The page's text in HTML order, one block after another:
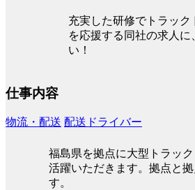
充実した研修でトラッ
を応援する同社の求人に
い！
仕事内容
物流・配送 配送ドライバー
福島県を拠点に大型トラッ
活躍いただきます。拠点と
す。